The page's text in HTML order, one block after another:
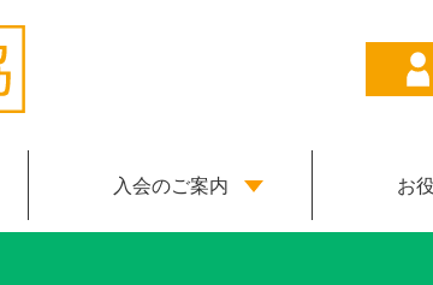
入会のご案内 お